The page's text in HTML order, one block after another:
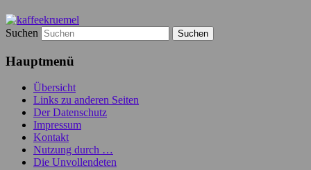
Suchen
Hauptmenü
Übersicht
Links zu anderen Seiten
Der Datenschutz
Impressum
Kontakt
Nutzung durch …
Die Unvollendeten